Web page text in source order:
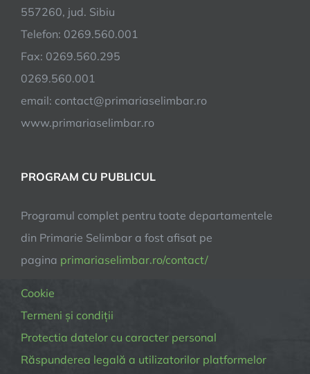
557260, jud. Sibiu
Telefon: 0269.560.001
Fax: 0269.560.295
0269.560.001
email: contact@primariaselimbar.ro
www.primariaselimbar.ro
PROGRAM CU PUBLICUL
Programul complet pentru toate departamentele
din Primarie Selimbar a fost afisat pe
pagina primariaselimbar.ro/contact/
Cookie
Termeni și condiții
Protectia datelor cu caracter personal
Răspunderea legală a utilizatorilor platformelor